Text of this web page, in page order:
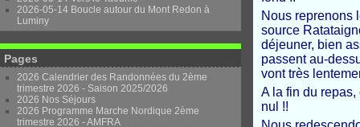
2026-05-14 Boucle autour du Mont Redon à
Luminy
Pages
2026 Calendrier des Randonnées du 2ème
trimestre 2026 - Saison 2025/2026
2026 Nos Séjours
2026 Programme Marche Nordique 2ème
trimestre 2026 - AMFRA
Nous reprenons
source
déjeuner, bien
passent au-
vont très
A la fin du
nul !!